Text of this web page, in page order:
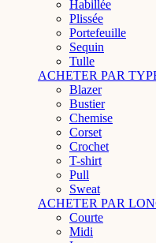
Habillée
Plissée
Portefeuille
Sequin
Tulle
ACHETER PAR
Blazer
Bustier
Chemise
Corset
Crochet
T-shirt
Pull
Sweat
ACHETER PAR
Courte
Midi